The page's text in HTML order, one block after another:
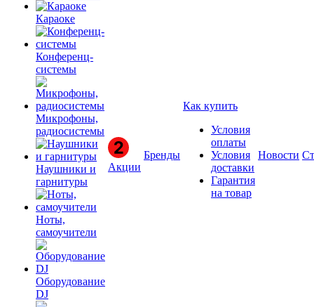
Караоке
Конференц-
системы
Микрофоны,
радиосистемы
Наушники и
гарнитуры
Ноты,
самоучители
Оборудование
DJ
Акции
Бренды
Как купить
Условия
оплаты
Условия
доставки
Гарантия
на товар
Новости